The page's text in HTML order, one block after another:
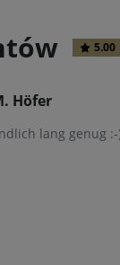
5.00
Höfer
lang genug :-